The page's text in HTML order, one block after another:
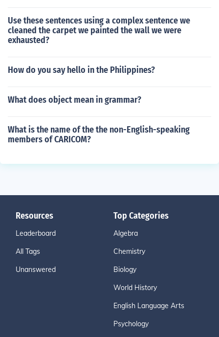
Use these sentences using a complex sentence we
cleaned the carpet we painted the wall we were
exhausted?
How do you say hello in the Philippines?
What does object mean in grammar?
What is the name of the the non-English-speaking
members of CARICOM?
Resources
Leaderboard
All Tags
Unanswered
Top Categories
Algebra
Chemistry
Biology
World History
English Language Arts
Psychology